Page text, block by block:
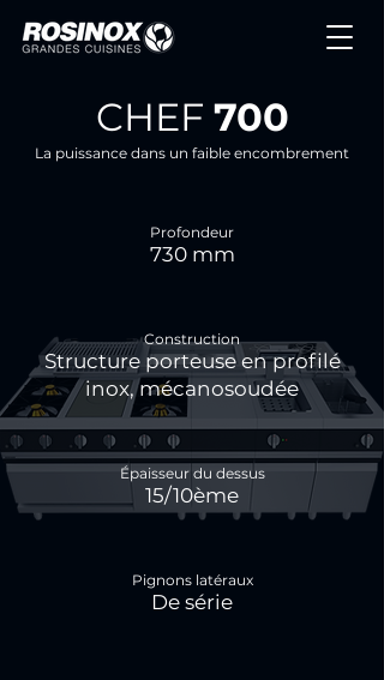
CHEF 700
La puissance dans un faible encombrement
Profondeur
730 mm
Construction
Structure porteuse en profilé
inox, mécanosoudée
Épaisseur du dessus
15/10ème
Pignons latéraux
De série